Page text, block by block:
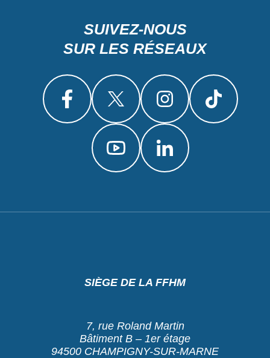
SUIVEZ-NOUS
SUR LES RÉSEAUX
SIÈGE DE LA FFHM
7, rue Roland Martin
Bâtiment B – 1er étage
94500 CHAMPIGNY-SUR-MARNE